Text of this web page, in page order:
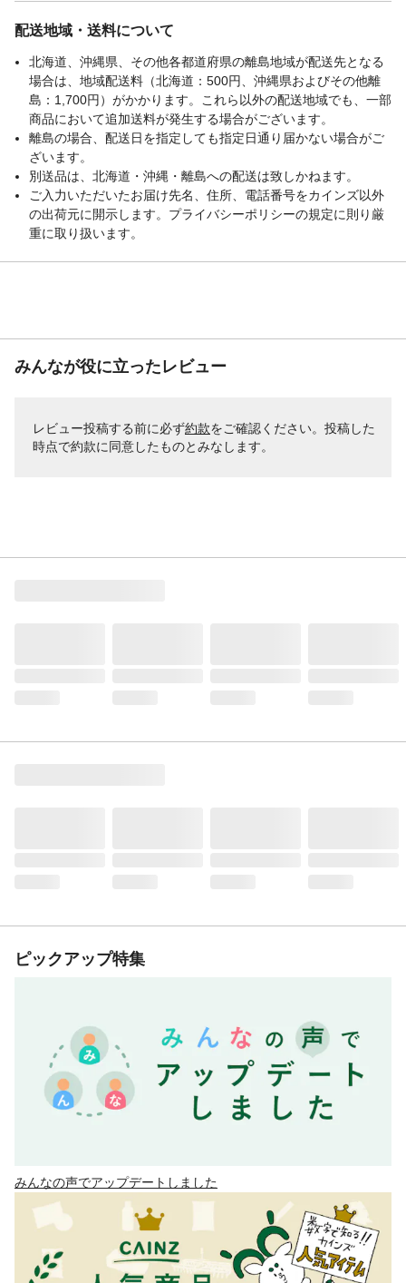
配送地域・送料について
北海道、沖縄県、その他各都道府県の離島地域が配送先となる
場合は、地域配送料（北海道：500円、沖縄県およびその他離
島：1,700円）がかかります。これら以外の配送地域でも、一部
商品において追加送料が発生する場合がございます。
離島の場合、配送日を指定しても指定日通り届かない場合がご
ざいます。
別送品は、北海道・沖縄・離島への配送は致しかねます。
ご入力いただいたお届け先名、住所、電話番号をカインズ以外
の出荷元に開示します。プライバシーポリシーの規定に則り厳
重に取り扱います。
みんなが役に立ったレビュー
レビュー投稿する前に必ず約款をご確認ください。投稿した
時点で約款に同意したものとみなします。
ピックアップ特集
みんなの声でアップデートしました